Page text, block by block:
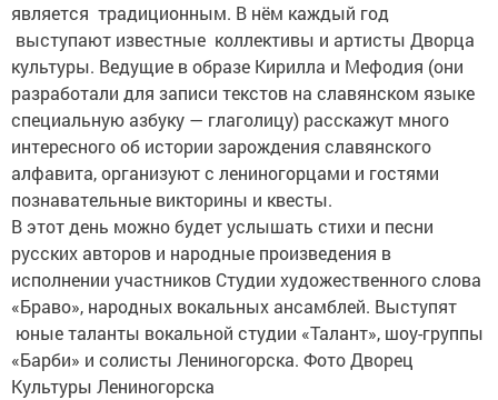
является традиционным. В нём каждый год
выступают известные коллективы и артисты Дворца
культуры. Ведущие в образе Кирилла и Мефодия (они
разработали для записи текстов на славянском языке
специальную азбуку — глаголицу) расскажут много
интересного об истории зарождения славянского
алфавита, организуют с лениногорцами и гостями
познавательные викторины и квесты.
В этот день можно будет услышать стихи и песни
русских авторов и народные произведения в
исполнении участников Студии художественного слова
«Браво», народных вокальных ансамблей. Выступят
юные таланты вокальной студии «Талант», шоу-группы
«Барби» и солисты Лениногорска. Фото Дворец
Культуры Лениногорска